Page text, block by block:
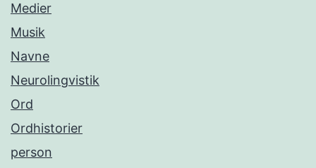
Medier
Musik
Navne
Neurolingvistik
Ord
Ordhistorier
person